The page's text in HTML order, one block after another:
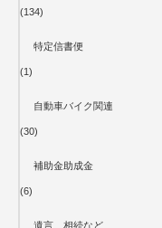
(134)
特定信書便
(1)
自動車バイク関連
(30)
補助金助成金
(6)
遺言、相続など